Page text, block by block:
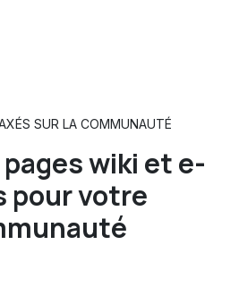
SUR LA COMMUNAUTÉ
wiki ete-
pour votre